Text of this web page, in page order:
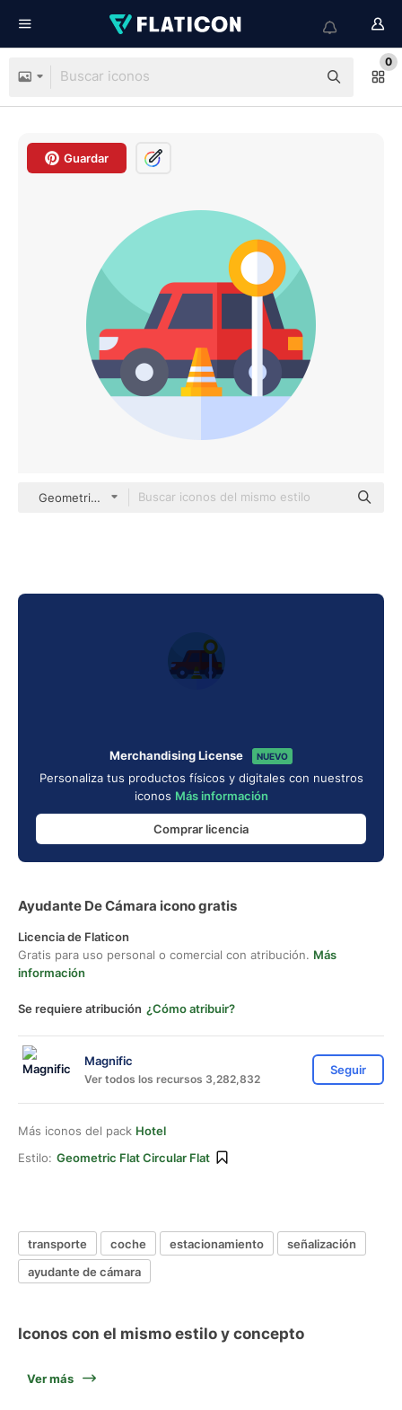
0
Guardar
Geometric Flat Circular Flat
Merchandising License NUEVO
Personaliza tus productos físicos y digitales con nuestros
iconos Más información
Comprar licencia
Ayudante De Cámara icono gratis
Licencia de Flaticon
Gratis para uso personal o comercial con atribución. Más
información
Se requiere atribución ¿Cómo atribuir?
Magnific
Ver todos los recursos 3,282,832
Seguir
Más iconos del pack Hotel
Estilo: Geometric Flat Circular Flat
transporte coche estacionamiento
señalización
ayudante de cámara
Iconos con el mismo estilo y concepto
Ver más